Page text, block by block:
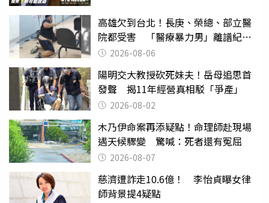
高雄欠到台北！長庚、榮總、部立醫
院都受害 「醫療暴力男」離譜紀錄
曝光2026-08-06
陽明交大教授砍死妹夫！岳母追思首
發聲 揭11年經營真相駁「爭產」
2026-08-02
木乃伊命案再添疑點！命理師赴現場
遇天候驟變 驚喊：死者還有冤屈
2026-08-07
慈濟遭詐走10.6億！ 李怡貞曝女律
師背景提4疑點